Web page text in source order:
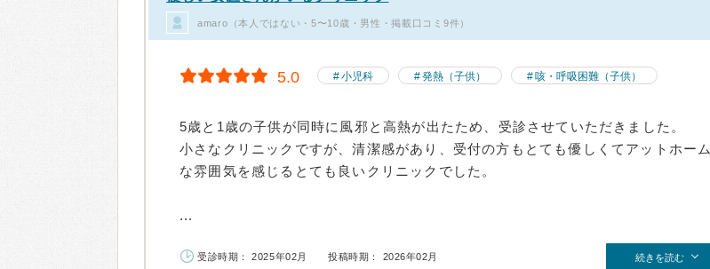
amaro（本人ではない・5〜10歳・男性・掲載口コミ9件）
5.0 小児科 発熱（子供） 咳・呼吸困難（子供）
5歳と1歳の子供が同時に風邪と高熱が出たため、受診させていただきました。
小さなクリニックですが、清潔感があり、受付の方もとても優しくてアットホーム
な雰囲気を感じるとても良いクリニックでした。
...
受診時期： 2025年02月 投稿時期： 2026年02月 続きを読む